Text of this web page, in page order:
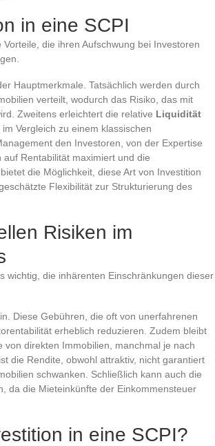
in eine SCPI
die ihren Aufschwung bei Investoren
Hauptmerkmale. Tatsächlich werden durch
verteilt, wodurch das Risiko, das mit
Zweitens erleichtert die relative Liquidität
Vergleich zu einem klassischen
den Investoren, von der Expertise
Rentabilität maximiert und die
die Möglichkeit, diese Art von Investition
Flexibilität zur Strukturierung des
Risiken im
wichtig, die inhärenten Einschränkungen dieser
Diese Gebühren, die oft von unerfahrenen
erheblich reduzieren. Zudem bleibt
direkten Immobilien, manchmal je nach
die Rendite, obwohl attraktiv, nicht garantiert
schwanken. Schließlich kann auch die
da die Mieteinkünfte der Einkommensteuer
in eine SCPI?